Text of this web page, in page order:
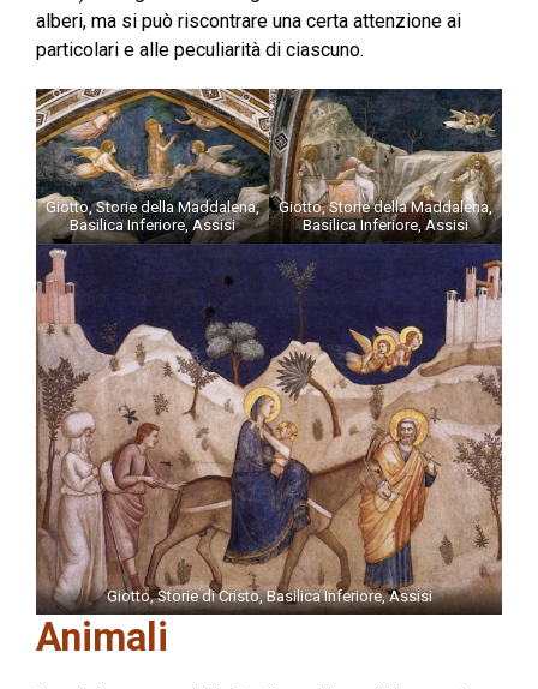
alberi, ma si può riscontrare una certa attenzione ai
particolari e alle peculiarità di ciascuno.
Giotto, Storie della Maddalena,
Basilica Inferiore, Assisi
Giotto, Storie della Maddalena,
Basilica Inferiore, Assisi
Giotto, Storie di Cristo, Basilica Inferiore, Assisi
Animali